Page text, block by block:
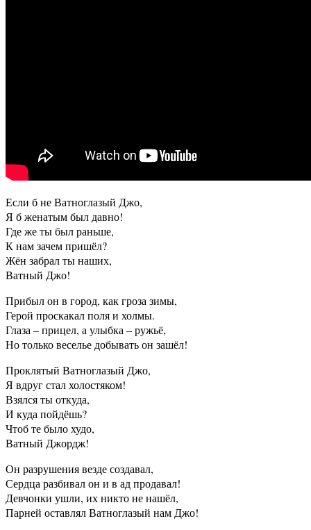
Если б не Ватноглазый Джо,
Я б женатым был давно!
Где же ты был раньше,
К нам зачем пришёл?
Жён забрал ты наших,
Ватный Джо!
Прибыл он в город, как гроза зимы,
Герой проскакал поля и холмы.
Глаза – прицел, а улыбка – ружьё,
Но только веселье добывать он зашёл!
Проклятый Ватноглазый Джо,
Я вдруг стал холостяком!
Взялся ты откуда,
И куда пойдёшь?
Чтоб те было худо,
Ватный Джордж!
Он разрушения везде создавал,
Сердца разбивал он и в ад продавал!
Девчонки ушли, их никто не нашёл,
Парней оставлял Ватноглазый нам Джо!